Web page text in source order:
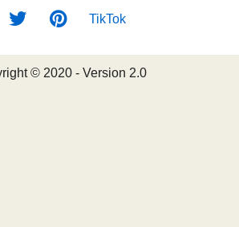
TikTok
© 2020 - Version 2.0